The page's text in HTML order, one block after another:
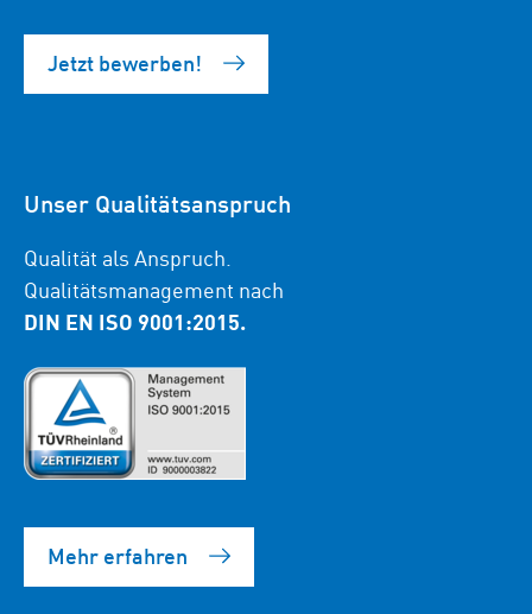
Jetzt bewerben!
Unser Qualitätsanspruch
Qualität als Anspruch.
Qualitätsmanagement nach
DIN EN ISO 9001:2015.
Mehr erfahren